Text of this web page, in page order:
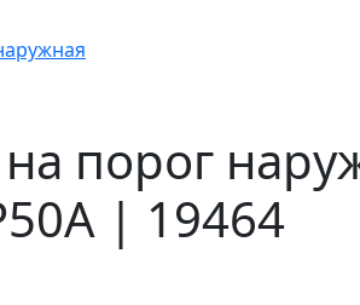
порог
| 19464